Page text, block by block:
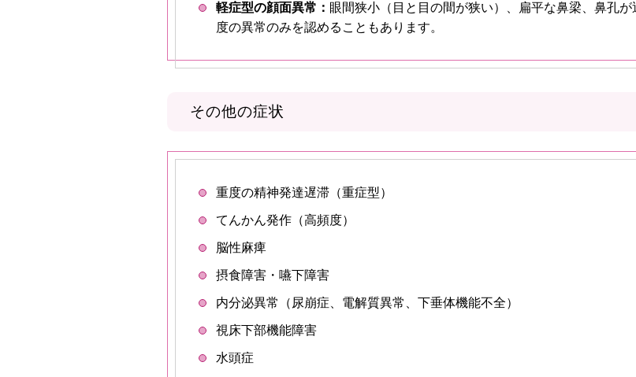
軽症型の顔面異常： 眼間狭小（目と目の間が狭い）、扁平な鼻梁、鼻孔
度の異常のみを認めることもあります。
その他の症状
重度の精神発達遅滞（重症型）
てんかん発作（高頻度）
脳性麻痺
摂食障害・嚥下障害
内分泌異常（尿崩症、電解質異常、下垂体機能不全）
視床下部機能障害
水頭症